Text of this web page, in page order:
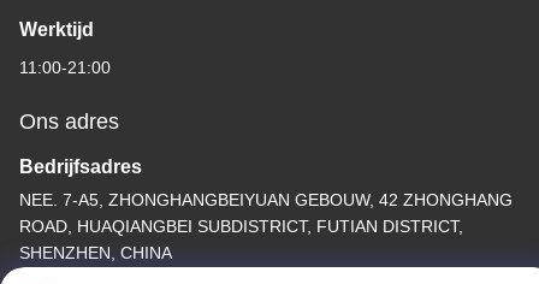
Werktijd
11:00-21:00
Ons adres
Bedrijfsadres
NEE. 7-A5, ZHONGHANGBEIYUAN GEBOUW, 42 ZHONGHANG
ROAD, HUAQIANGBEI SUBDISTRICT, FUTIAN DISTRICT,
SHENZHEN, CHINA